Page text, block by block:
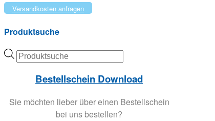
Optionen
können
auf
der
Produktseite
gewählt
Versandkosten anfragen
Produktsuche
Products
search
Bestellschein Download
Sie möchten lieber über einen Bestellschein
bei uns bestellen?